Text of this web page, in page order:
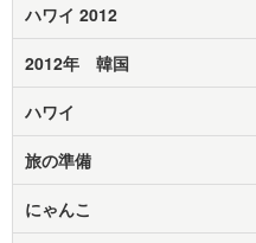
ハワイ 2012
2012年 韓国
ハワイ
旅の準備
にゃんこ